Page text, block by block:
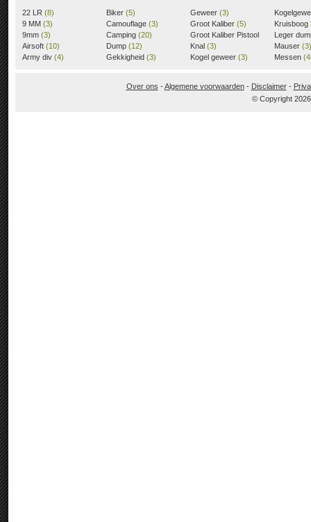
22 LR (8)
9 MM (3)
9mm (3)
Airsoft (10)
Army div (4)
Biker (5)
Camouflage (3)
Camping (20)
Dump (12)
Gekkigheid (3)
Geweer (3)
Groot Kaliber (5)
Groot Kaliber Pistool
(3)
Knal (3)
Kogel geweer (3)
Kruisboog
Leger
Mauser (3)
Messen
Over ons -Algemene voorwaarden- Disclaimer-
© Copyright